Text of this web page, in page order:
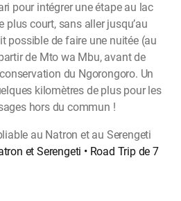
pour intégrer une étape au lac
plus court, sans aller jusqu’au
possible de faire une nuitée (au
de Mto wa Mbu, avant de
du Ngorongoro. Un
kilomètres de plus pour les
hors du commun !
au Natron et au Serengeti
et Serengeti • Road Trip de 7